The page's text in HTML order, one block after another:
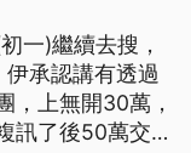
一)繼續去搜，
承認講有透過
，上無開30萬，
訊了後50萬交